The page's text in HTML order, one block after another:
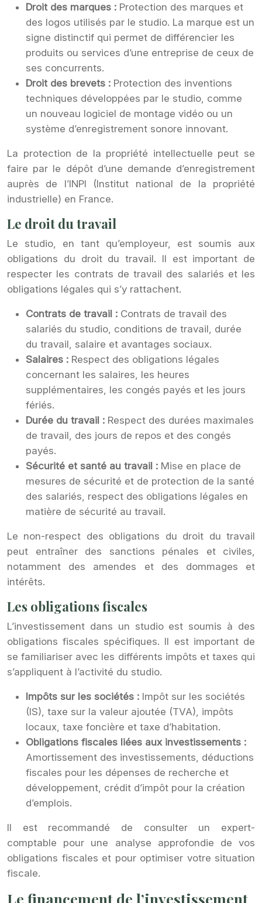
Droit des marques : Protection des marques et
des logos utilisés par le studio. La marque est un
signe distinctif qui permet de différencier les
produits ou services d’une entreprise de ceux de
ses concurrents.
Droit des brevets : Protection des inventions
techniques développées par le studio, comme
un nouveau logiciel de montage vidéo ou un
système d’enregistrement sonore innovant.
La protection de la propriété intellectuelle peut se
faire par le dépôt d’une demande d’enregistrement
auprès de l’INPI (Institut national de la propriété
industrielle) en France.
Le droit du travail
Le studio, en tant qu’employeur, est soumis aux
obligations du droit du travail. Il est important de
respecter les contrats de travail des salariés et les
obligations légales qui s’y rattachent.
Contrats de travail : Contrats de travail des
salariés du studio, conditions de travail, durée
du travail, salaire et avantages sociaux.
Salaires : Respect des obligations légales
concernant les salaires, les heures
supplémentaires, les congés payés et les jours
fériés.
Durée du travail : Respect des durées maximales
de travail, des jours de repos et des congés
payés.
Sécurité et santé au travail : Mise en place de
mesures de sécurité et de protection de la santé
des salariés, respect des obligations légales en
matière de sécurité au travail.
Le non-respect des obligations du droit du travail
peut entraîner des sanctions pénales et civiles,
notamment des amendes et des dommages et
intérêts.
Les obligations fiscales
L’investissement dans un studio est soumis à des
obligations fiscales spécifiques. Il est important de
se familiariser avec les différents impôts et taxes qui
s’appliquent à l’activité du studio.
Impôts sur les sociétés : Impôt sur les sociétés
(IS), taxe sur la valeur ajoutée (TVA), impôts
locaux, taxe foncière et taxe d’habitation.
Obligations fiscales liées aux investissements :
Amortissement des investissements, déductions
fiscales pour les dépenses de recherche et
développement, crédit d’impôt pour la création
d’emplois.
Il est recommandé de consulter un expert-
comptable pour une analyse approfondie de vos
obligations fiscales et pour optimiser votre situation
fiscale.
Le financement de l’investissement